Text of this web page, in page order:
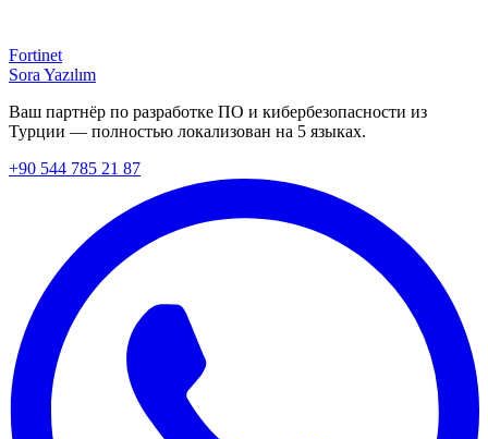
Fortinet
Sora Yazılım
Ваш партнёр по разработке ПО и кибербезопасности из
Турции — полностью локализован на 5 языках.
+90 544 785 21 87